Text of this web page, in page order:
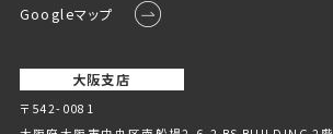
Googleマップ
大阪支店
〒542-0081